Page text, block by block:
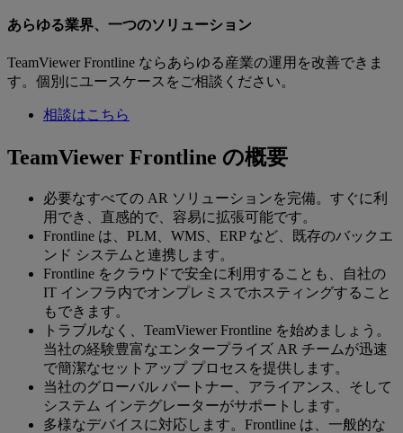
あらゆる業界、一つのソリューション
TeamViewer Frontline ならあらゆる産業の運用を改善できま
す。個別にユースケースをご相談ください。
相談はこちら
TeamViewer Frontline の概要
必要なすべての AR ソリューションを完備。すぐに利
用でき、直感的で、容易に拡張可能です。
Frontline は、PLM、WMS、ERP など、既存のバックエ
ンド システムと連携します。
Frontline をクラウドで安全に利用することも、自社の
IT インフラ内でオンプレミスでホスティングすること
もできます。
トラブルなく、TeamViewer Frontline を始めましょう。
当社の経験豊富なエンタープライズ AR チームが迅速
で簡潔なセットアップ プロセスを提供します。
当社のグローバル パートナー、アライアンス、そして
システム インテグレーターがサポートします。
多様なデバイスに対応します。Frontline は、一般的な